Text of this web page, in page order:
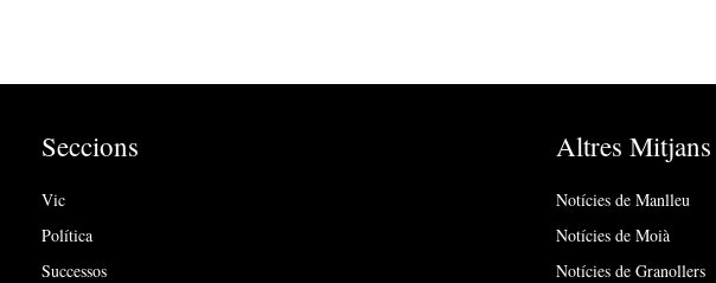
Seccions
Vic
Política
Successos
Altres Mitjans
Notícies de Manlleu
Notícies de Moià
Notícies de Granollers